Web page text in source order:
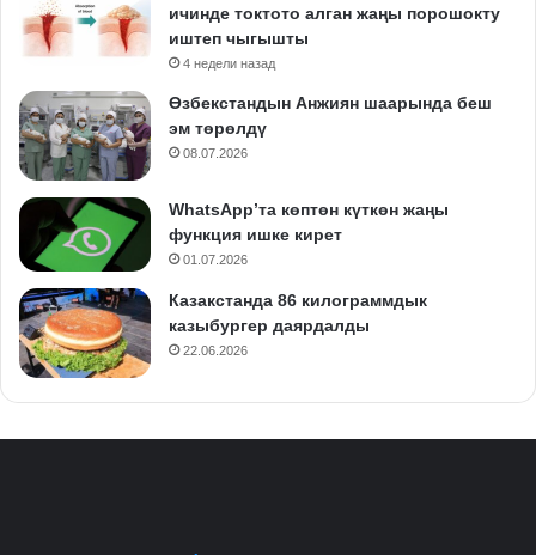
ичинде токтото алган жаңы порошокту
иштеп чыгышты
4 недели назад
Өзбекстандын Анжиян шаарында беш
эм төрөлдү
08.07.2026
WhatsApp’та көптөн күткөн жаңы
функция ишке кирет
01.07.2026
Казакстанда 86 килограммдык
казыбургер даярдалды
22.06.2026